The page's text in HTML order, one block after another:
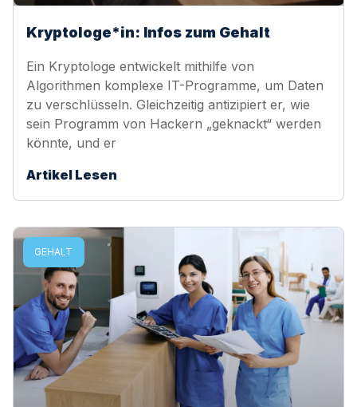
Kryptologe*in: Infos zum Gehalt
Ein Kryptologe entwickelt mithilfe von
Algorithmen komplexe IT-Programme, um Daten
zu verschlüsseln. Gleichzeitig antizipiert er, wie
sein Programm von Hackern „geknackt“ werden
könnte, und er
Artikel Lesen
GEHALT